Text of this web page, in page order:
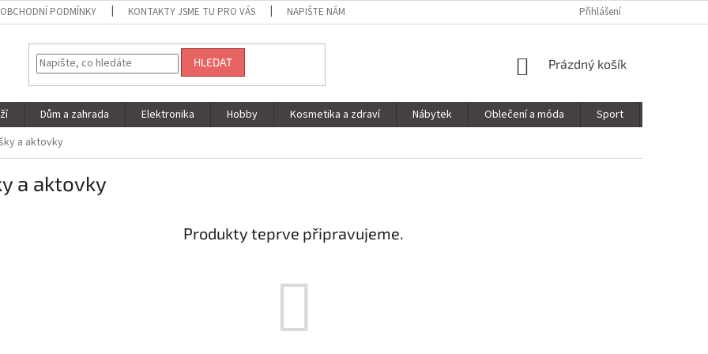
OBCHODNÍ PODMÍNKY KONTAKTY JSME TU PRO VÁS NAPIŠTE NÁM Přihlášení
HLEDAT
NÁKUPNÍ
Prázdný košík
Dům a zahrada Elektronika Hobby Kosmetika a zdraví Nábytek Oblečení a móda Sport
a aktovky
a aktovky
Produkty teprve připravujeme.